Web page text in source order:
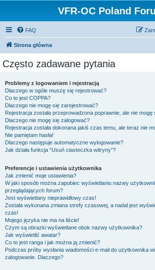
VFR-OC Poland
FAQ
Strona główna
Często zadawane pytania
Problemy z logowaniem i rejestracją
Dlaczego w ogóle muszę się rejestrować?
Co to jest COPPA?
Dlaczego nie mogę się zarejestrować?
Rejestracja została przeprowadzona poprawnie, ale nie mogę
Dlaczego nie mogę się zalogować?
Rejestracja została dokonana jakiś czas temu, ale teraz nie
Nie pamiętam hasła!
Dlaczego następuje automatyczne wylogowanie?
Jak działa funkcja “Usuń ciasteczka witryny”?
Preferencje i ustawienia użytkownika
Jak zmienić moje ustawienia?
W jaki sposób można zapobiec wyświetlaniu nazwy
przeglądających forum?
Jest wyświetlany nieprawidłowy czas!
Została wykonana zmiana strefy czasowej, a nadal jest
czas!
Mojego języka nie ma na liście!
Czym są obrazki wyświetlane obok nazwy użytkownika?
Jak wyświetlić awatar?
Co to jest ranga i jak można ją zmienić?
Podczas próby wysłania wiadomości e-mail do użytkownika
zalogowanie. Dlaczego?